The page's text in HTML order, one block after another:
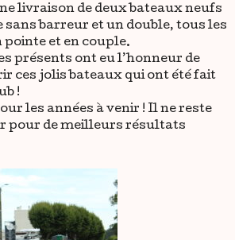
livraison de deux bateaux neufs
sans barreur et un double, tous les
et en couple.
présents ont eu l’honneur de
ces jolis bateaux qui ont été fait
!
les années à venir ! Il ne reste
pour de meilleurs résultats